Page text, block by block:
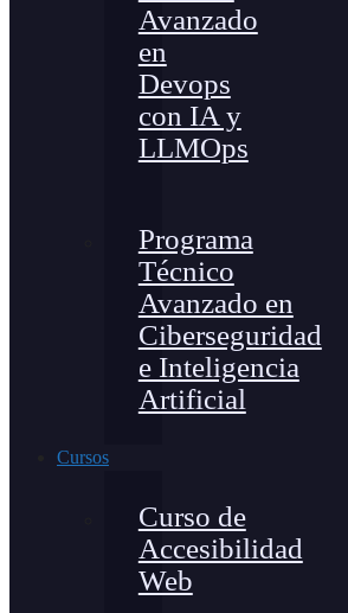
Avanzado
en
Devops
con IA y
LLMOps
Programa
Técnico
Avanzado en
Ciberseguridad
e Inteligencia
Artificial
Cursos
Curso de
Accesibilidad
Web